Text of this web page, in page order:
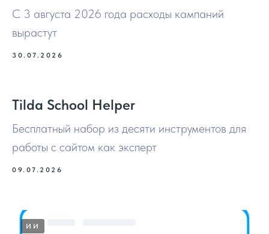
С 3 августа 2026 года расходы кампаний
вырастут
30.07.2026
Tilda School Helper
Бесплатный набор из десяти инструментов для
работы с сайтом как эксперт
09.07.2026
ИИ